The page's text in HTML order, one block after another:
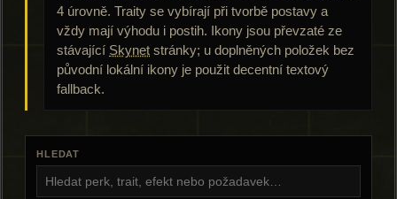
4 úrovně. Traity se vybírají při tvorbě postavy a
vždy mají výhodu i postih. Ikony jsou převzaté ze
stávající Skynet stránky; u doplněných položek bez
původní lokální ikony je použit decentní textový
fallback.
HLEDAT